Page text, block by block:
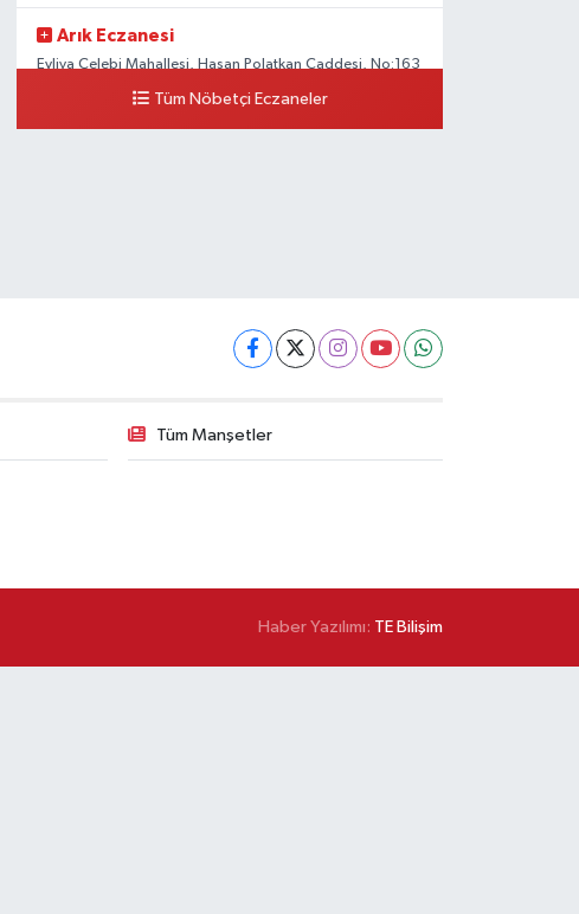
Arık Eczanesi
Evliya Çelebi Mahallesi, Hasan Polatkan Caddesi, No:163
Tüm Nöbetçi Eczaneler
Tüm Manşetler
Haber Yazılımı: TE Bilişim